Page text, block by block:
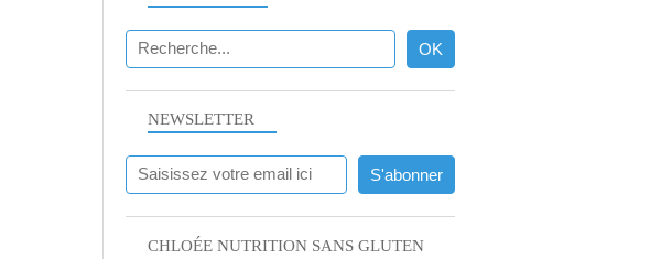
NEWSLETTER
CHLOÉE NUTRITION SANS GLUTEN